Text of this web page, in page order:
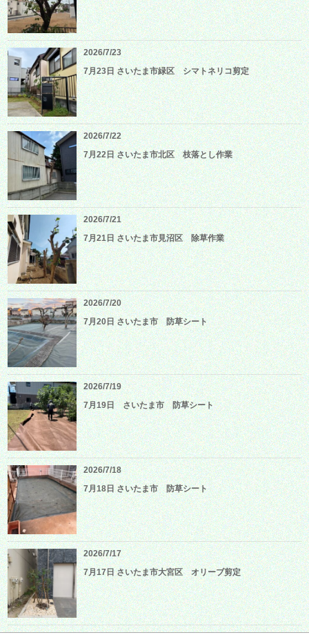
2026/7/23
7月23日 さいたま市緑区 シマトネリコ剪定
2026/7/22
7月22日 さいたま市北区 枝落とし作業
2026/7/21
7月21日 さいたま市見沼区 除草作業
2026/7/20
7月20日 さいたま市 防草シート
2026/7/19
7月19日 さいたま市 防草シート
2026/7/18
7月18日 さいたま市 防草シート
2026/7/17
7月17日 さいたま市大宮区 オリーブ剪定